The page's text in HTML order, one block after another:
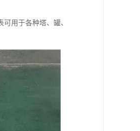
用于各种塔、罐、